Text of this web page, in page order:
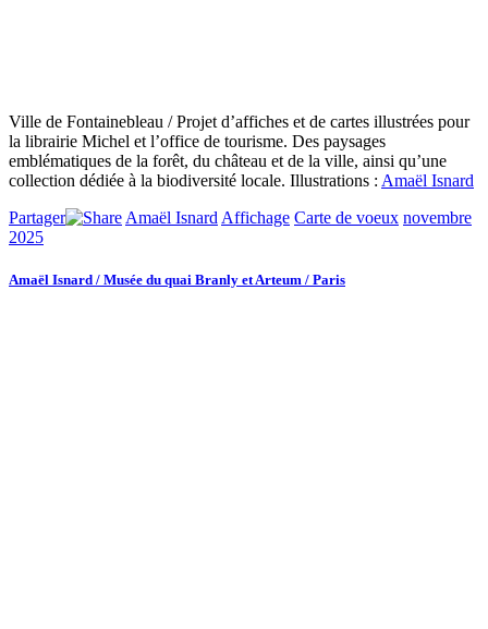
Ville de Fontainebleau / Projet d’affiches et de cartes illustrées pour
la librairie Michel et l’office de tourisme. Des paysages
emblématiques de la forêt, du château et de la ville, ainsi qu’une
collection dédiée à la biodiversité locale. Illustrations : Amaël Isnard
Partager
Amaël Isnard Affichage Carte de voeux novembre
2025
Amaël Isnard / Musée du quai Branly et Arteum / Paris